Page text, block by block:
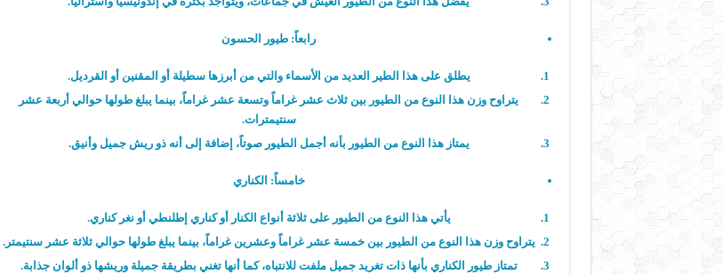
رابعاً: طيور الحسون
يطلق على هذا الطير العديد من الأسماء والتي من أبرزها سطيلة أو المقنين أو القرديل.
يتراوح وزن هذا النوع من الطيور بين ثلاث عشر غراماً وتسعة عشر غراماً، بينما يبلغ طولها حوالي أربعة عشر
سنتيمترات.
يمتاز هذا النوع من الطيور بأنه أجمل الطيور صوتاً، إضافة إلى أنه ذو ريش جميل وأنيق.
خامساً: الكناري
يأتي هذا النوع من الطيور على ثلاثة أنواع الكنار أو كناري إطلنطي أو نغر كناري.
يتراوح وزن هذا النوع من الطيور بين خمسة عشر غراماً وعشرين غراماً، بينما يبلغ طولها حوالي ثلاثة عشر سنتيمتر.
تمتاز طيور الكناري بأنها ذات تغريد جميل ملفت للانتباه، كما أنها تغني بطريقة جميلة وريشها ذو ألوان جذابة.